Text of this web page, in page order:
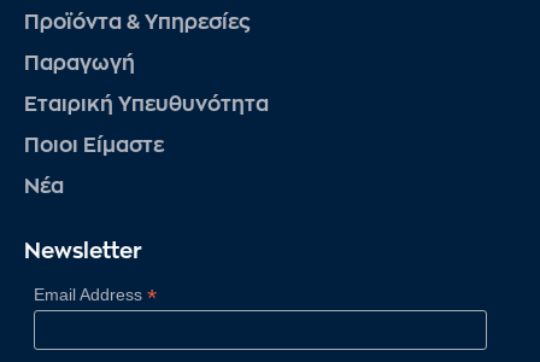
Προϊόντα & Υπηρεσίες
Παραγωγή
Εταιρική Υπευθυνότητα
Ποιοι Είμαστε
Νέα
Newsletter